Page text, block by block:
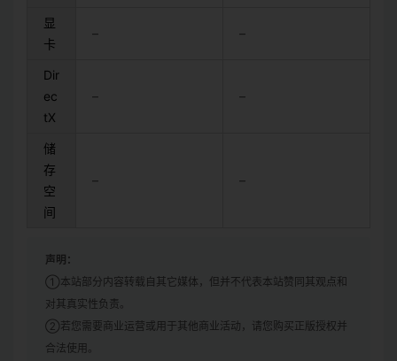
显
卡
– –
Dir
ec
tX
– –
储
存
空
间
– –
声明：
①本站部分内容转载自其它媒体，但并不代表本站赞同其观点和
对其真实性负责。
②若您需要商业运营或用于其他商业活动，请您购买正版授权并
合法使用。